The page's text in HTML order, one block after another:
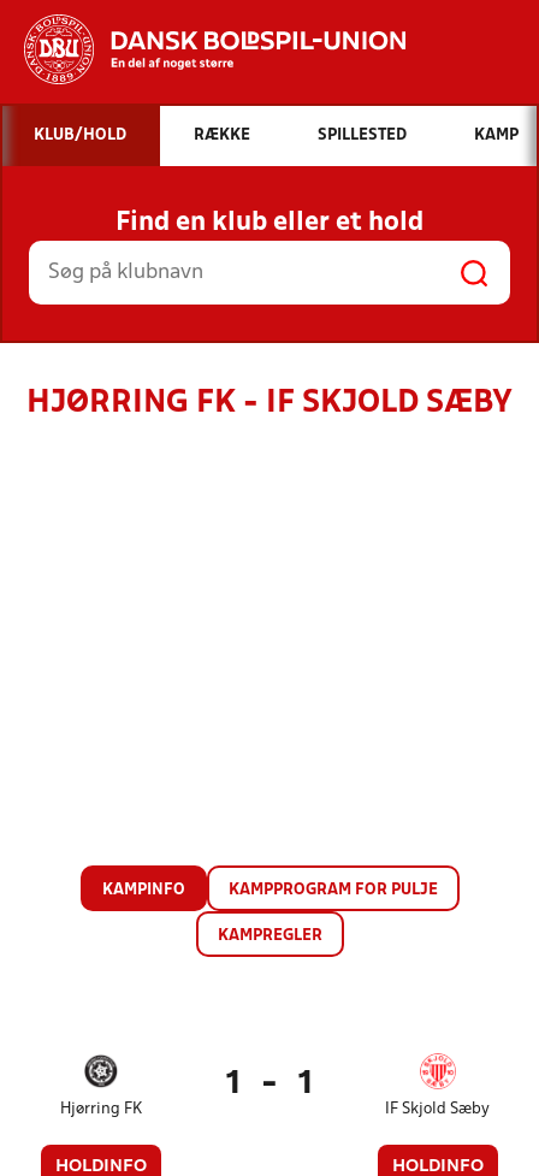
Hvad vil du søge efter?
INDHOLD OG NYHEDER
STILLINGER, RESULTATER, KLUBBER OG
HOLD
KLUB/HOLD RÆKKE SPILLESTED KAMP
Find en klub eller et hold
HJØRRING FK - IF SKJOLD SÆBY
KAMPINFO KAMPPROGRAM FOR PULJE
KAMPREGLER
Hjørring FK
HOLDINFO
1 - 1
IF Skjold Sæby
HOLDINFO